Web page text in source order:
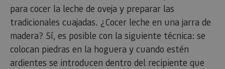
para cocer la leche de oveja y preparar las
tradicionales cuajadas. ¿Cocer leche en una jarra de
madera? Sí, es posible con la siguiente técnica: se
colocan piedras en la hoguera y cuando estén
ardientes se introducen dentro del recipiente que